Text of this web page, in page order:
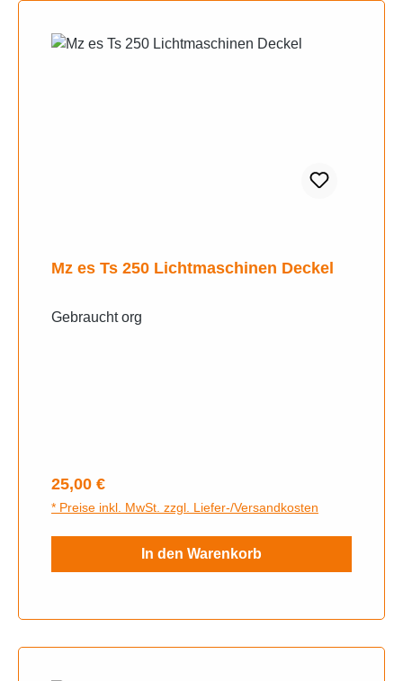
Mz es Ts 250 Lichtmaschinen Deckel
Gebraucht org
Regulärer Preis:
25,00 €
* Preise inkl. MwSt. zzgl. Liefer-/Versandkosten
In den Warenkorb